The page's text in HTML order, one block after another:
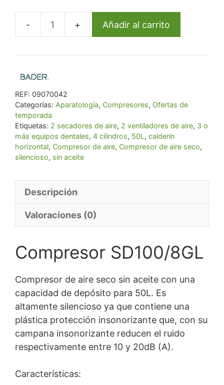
es:
Compresor
cantidad
Añadir al carrito
REF: 09070042
Categorías: Aparatología, Compresores, Ofertas de
temporada
Etiquetas: 2 secadores de aire, 2 ventiladores de aire, 3 o
más equipos dentales, 4 cilindros, 50L, calderín
horizontal, Compresor de aire, Compresor de aire seco,
silencioso, sin aceite
Descripción
Valoraciones (0)
Compresor SD100/8GL
Compresor de aire seco sin aceite con una
capacidad de depósito para 50L. Es
altamente silencioso ya que contiene una
plástica protección insonorizante que, con su
campana insonorizante reducen el ruido
respectivamente entre 10 y 20dB (A).
Características: